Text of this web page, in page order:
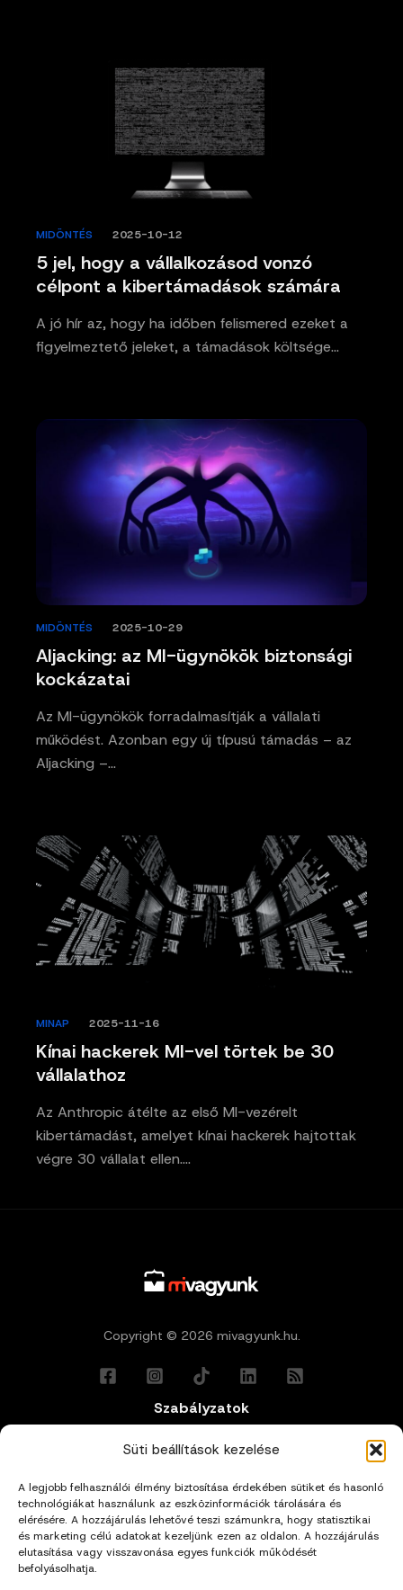
Süti beállítások kezelése
A legjobb felhasználói élmény biztosítása érdekében sütiket és hasonló
technológiákat használunk az eszközinformációk tárolására és
elérésére. A hozzájárulás lehetővé teszi számunkra, hogy statisztikai
és marketing célú adatokat kezeljünk ezen az oldalon. A hozzájárulás
elutasítása vagy visszavonása egyes funkciók működését
befolyásolhatja.
5 jel, hogy a vállalkozásod vonzó
célpont a kibertámadások számára
MIDÖNTÉS 2025-10-12
A jó hír az, hogy ha időben felismered ezeket a
figyelmeztető jeleket, a támadások költsége…
AIjacking: az MI-ügynökök biztonsági
kockázatai
MIDÖNTÉS 2025-10-29
Az MI-ügynökök forradalmasítják a vállalati
működést. Azonban egy új típusú támadás – az
AIjacking –…
Kínai hackerek MI-vel törtek be 30
vállalathoz
MINAP 2025-11-16
Az Anthropic átélte az első MI-vezérelt
kibertámadást, amelyet kínai hackerek hajtottak
végre 30 vállalat ellen.…
Copyright © 2026 mivagyunk.hu.
Szabályzatok
Általános Felhasználási Feltételek
Adatkezelési Tájékoztató
Impresszum